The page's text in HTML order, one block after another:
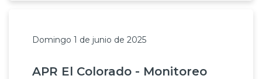
Domingo 1 de junio de 2025
APR El Colorado - Monitoreo